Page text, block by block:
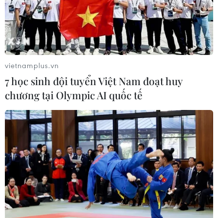
Đại hội XIV của Đảng thành công rất
tốt đẹp
23/01/2026 09:07
Vai trò của Tổng Bí thư Tô Lâm trong
dẫn dắt Việt Nam trong kỷ nguyên
mới
23/01/2026 09:05
Đại hội XIV của Đảng: Việt Nam sau
40 năm Đổi mới với thế-lực tự chủ
chiến lược
23/01/2026 07:48
vietnamplus.vn
7 học sinh đội tuyển Việt Nam đoạt huy
chương tại Olympic AI quốc tế